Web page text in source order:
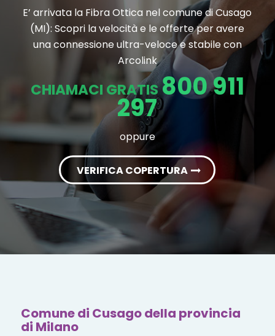
E’ arrivata la Fibra Ottica nel comune di Cusago
(MI): Scopri la velocità e le offerte per avere
una connessione ultra-veloce e stabile con
Arcolink
CHIAMACI GRATIS800 911
297
oppure
VERIFICA COPERTURA
Comune di Cusago della provincia
di Milano